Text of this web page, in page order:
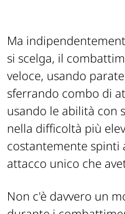
Ma
si scelga, il
veloce, usando
sferrando combo di
usando le abilità con
nella difficoltà più
costantemente spinti
attacco unico che
Non c'è davvero un